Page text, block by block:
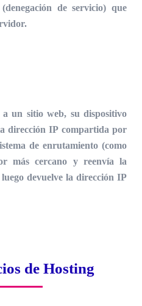
de servicio) que
un sitio web, su dispositivo
dirección IP compartida por
de enrutamiento (como
más cercano y reenvía la
devuelve la dirección IP
de Hosting